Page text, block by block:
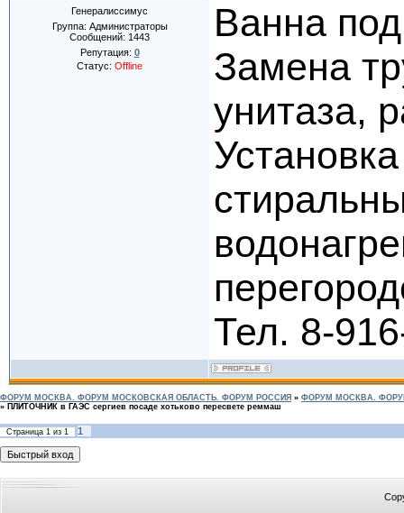
Генералиссимус
Группа: Администраторы
Сообщений: 1443
Репутация: 0
Статус: Offline
Ванна
Замена
унитаза,
Тел. 8-
ФОРУМ МОСКВА. ФОРУМ МОСКОВСКАЯ ОБЛАСТЬ. ФОРУМ РОССИЯ » ФОРУМ МОСКВА.
» ПЛИТОЧНИК в ГАЭС сергиев посаде хотьково пересвете реммаш
Страница 1 из 1 1